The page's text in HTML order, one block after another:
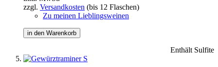
zzgl. Versandkosten (bis 12 Flaschen)
Zu meinen Lieblingsweinen
in den Warenkorb
Enthält Sulfite